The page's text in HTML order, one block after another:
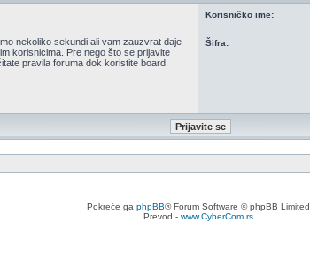
nekoliko sekundi ali vam zauzvrat daje
korisnicima. Pre nego što se prijavite
pravila foruma dok koristite board.
Korisničko ime:
Šifra:
Pokreće ga phpBB® Forum Software © phpBB Limited
Prevod - www.CyberCom.rs